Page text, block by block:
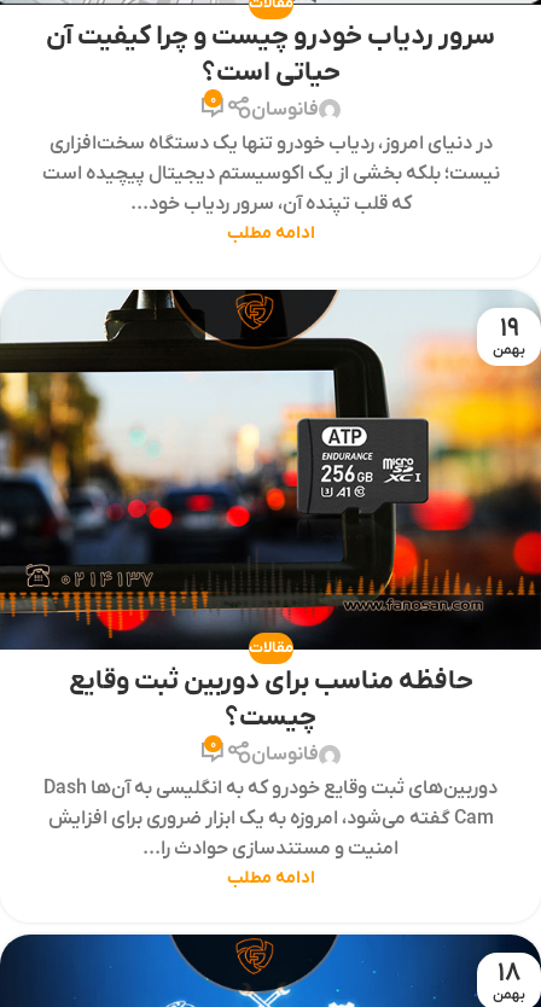
سرور ردیاب خودرو چیست و چرا کیفیت آن
حیاتی است؟
فانوسان 0
در دنیای امروز، ردیاب خودرو تنها یک دستگاه سخت‌افزاری
نیست؛ بلکه بخشی از یک اکوسیستم دیجیتال پیچیده است
که قلب تپنده آن، سرور ردیاب خود...
ادامه مطلب
19
بهمن
مقالات
حافظه مناسب برای دوربین ثبت وقایع
چیست؟
فانوسان 0
دوربین‌های ثبت وقایع خودرو که به انگلیسی به آن‌ها Dash
Cam گفته می‌شود، امروزه به یک ابزار ضروری برای افزایش
امنیت و مستندسازی حوادث را...
ادامه مطلب
18
بهمن